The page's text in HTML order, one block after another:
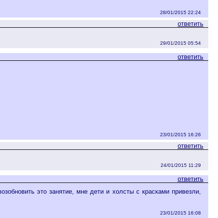
28/01/2015 22:24
ответить
29/01/2015 05:54
ответить
23/01/2015 16:26
ответить
24/01/2015 11:29
ответить
это занятие, мне дети и холсты с красками привезли,
23/01/2015 16:08